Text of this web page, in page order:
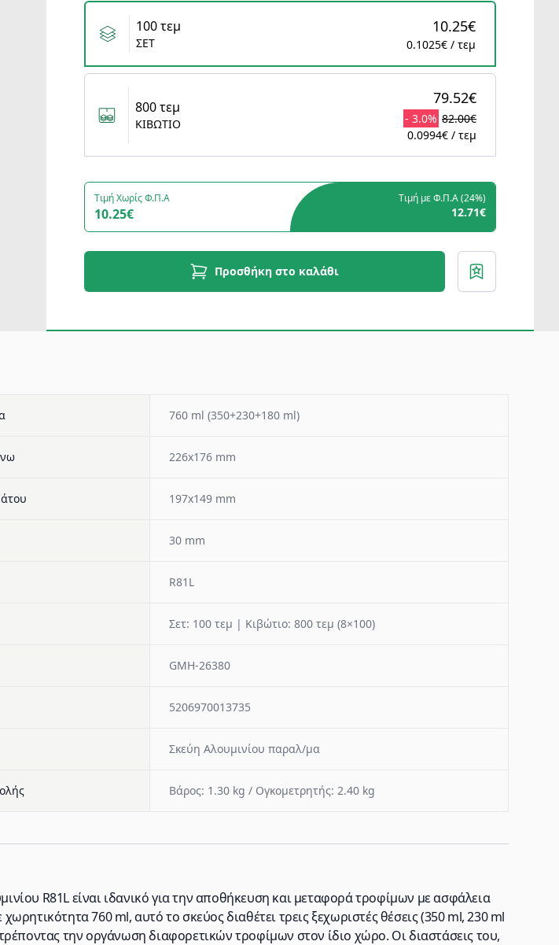
Variants
100 τεμ
ΣΕΤ
10.25€
0.1025€ / τεμ
800 τεμ
ΚΙΒΩΤΙΟ
79.52€
- 3.0% 82.00€
0.0994€ / τεμ
Τιμή Χωρίς Φ.Π.Α
10.25€
Τιμή με Φ.Π.Α (24%)
12.71€
Προσθήκη στο καλάθι
760 ml (350+230+180 ml)
226x176 mm
197x149 mm
30 mm
R81L
Σετ: 100 τεμ | Κιβώτιο: 800 τεμ (8×100)
GMH-26380
5206970013735
Σκεύη Αλουμινίου παραλ/μα
Βάρος: 1.30 kg / Ογκομετρητής: 2.40 kg
R81L είναι ιδανικό για την αποθήκευση και μεταφορά τροφίμων με ασφάλεια
760 ml, αυτό το σκεύος διαθέτει τρεις ξεχωριστές θέσεις (350 ml, 230 ml
την οργάνωση διαφορετικών τροφίμων στον ίδιο χώρο. Οι διαστάσεις του,